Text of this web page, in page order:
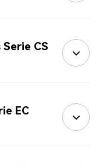
CS
EC